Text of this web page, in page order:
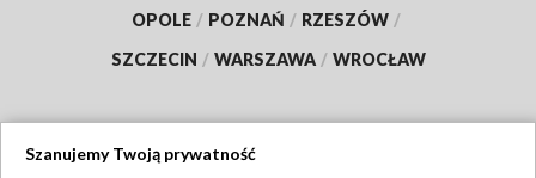
OPOLE / POZNAŃ / RZESZÓW /
SZCZECIN / WARSZAWA / WROCŁAW
Szanujemy Twoją prywatność